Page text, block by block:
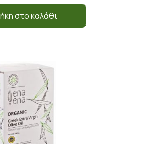
στο καλάθι